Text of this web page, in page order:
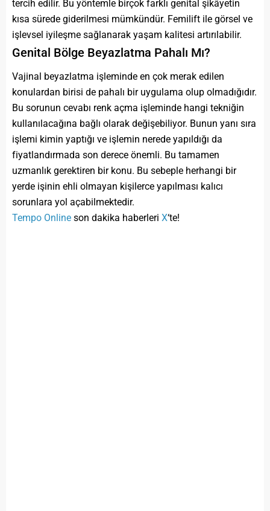
tercih edilir. Bu yöntemle birçok farklı genital şikâyetin
kısa sürede giderilmesi mümkündür. Femilift ile görsel ve
işlevsel iyileşme sağlanarak yaşam kalitesi artırılabilir.
Genital Bölge Beyazlatma Pahalı Mı?
Vajinal beyazlatma işleminde en çok merak edilen
konulardan birisi de pahalı bir uygulama olup olmadığıdır.
Bu sorunun cevabı renk açma işleminde hangi tekniğin
kullanılacağına bağlı olarak değişebiliyor. Bunun yanı sıra
işlemi kimin yaptığı ve işlemin nerede yapıldığı da
fiyatlandırmada son derece önemli. Bu tamamen
uzmanlık gerektiren bir konu. Bu sebeple herhangi bir
yerde işinin ehli olmayan kişilerce yapılması kalıcı
sorunlara yol açabilmektedir.
Tempo Online son dakika haberleri X‘te!